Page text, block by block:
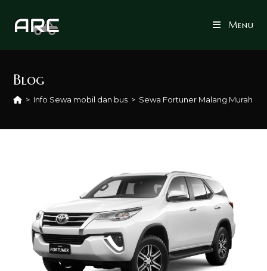
Menu
Blog
> Info Sewa mobil dan bus > Sewa Fortuner Malang Murah